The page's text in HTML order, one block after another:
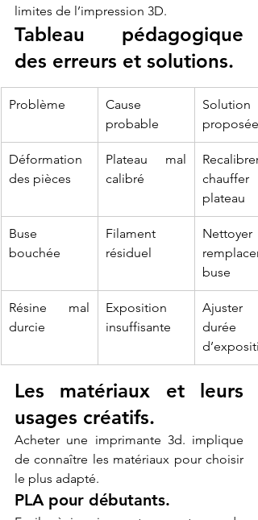
limites de l’impression 3D.
Tableau pédagogique
des erreurs et solutions.
Problème
Cause
probable
Solution
proposée
Déformation
des pièces
Plateau mal
calibré
Recalibrer,
plateau
Buse
bouchée
Filament
résiduel
buse
Résine mal
durcie
Exposition
insuffisante
durée
Les matériaux et leurs
usages créatifs.
Acheter une imprimante 3d. implique
de connaître les matériaux pour choisir
le plus adapté.
PLA pour débutants.